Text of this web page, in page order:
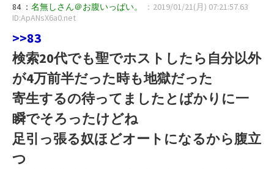
84 ： 名無しさん＠お腹いっぱい。
：2019/01/21(月) 07:21:57.63
ID:ApANsX6a0.net
>>83
検索20代でも聖でホストしたら自分以外
が4万前半だった時も地獄だった
寄生するの待ってましたとばかりに一
瞬でそろったけどね
足引っ張る奴ほどオートになるから腹立
つ